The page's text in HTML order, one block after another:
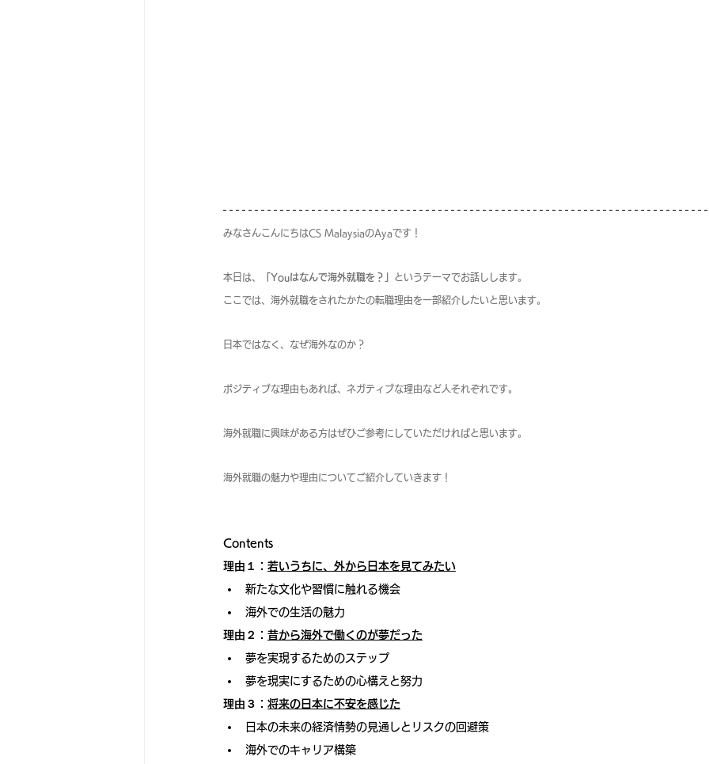
みなさんこんにちはCS MalaysiaのAyaです！
本日は、 「Youはなんで海外就職を？」 というテーマでお話しします。
ここでは、海外就職をされたかたの転職理由を一部紹介したいと思います。
日本ではなく、なぜ海外なのか？
ポジティブな理由もあれば、ネガティブな理由など人それぞれです。
海外就職に興味がある方はぜひご参考にしていただければと思います。
海外就職の魅力や理由についてご紹介していきます！
Contents
理由１： 若いうちに、外から日本を見てみたい
新たな文化や習慣に触れる機会
海外での生活の魅力
理由２： 昔から海外で働くのが夢だった
夢を実現するためのステップ
夢を現実にするための心構えと努力
理由３： 将来の日本に不安を感じた
日本の未来の経済情勢の見通しとリスクの回避策
海外でのキャリア構築